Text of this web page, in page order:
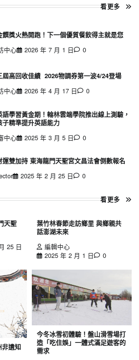
看更多
饌獎火熱開跑！下一個優質餐飲得主就是您
中心
2026 年 7 月 1 日 0
屆高回收佳績 2026物調券第一波4/24登場
中心
2026 年 4 月 17 日 0
語學習黃金期！翰林雲端學院推出線上測驗，
子精準提升英語能力
中心
2025 年 3 月 5 日 0
運雙加持 東海龍門天聖宮文昌法會倒數報名
2025 年 2 月 25 日 0
看更多
天聖
25 日
葉竹林春節走訪鄉里 與鄉親共
話澎湖未來
編輯中心
2025 年 2 月 1 日
0
遺知
今冬冰雪初體驗！盤山滑雪場打
造「吃住娛」一體式滿足遊客的
需求